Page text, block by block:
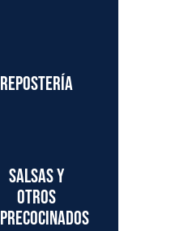
Repostería
Salsas y
otros
precocinados